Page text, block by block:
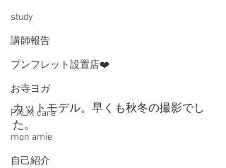
study
講師報告
プンフレット設置店❤️
お寺ヨガ
PALM care
mon amie
自己紹介
カットモデル。早くも秋冬の撮影でし
た。
.